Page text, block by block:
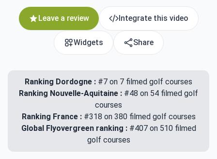
Leave a review Integrate this video
Widgets Share
Ranking Dordogne : #7 on 7 filmed golf courses
Ranking Nouvelle-Aquitaine : #48 on 54 filmed golf
courses
Ranking France : #318 on 380 filmed golf courses
Global Flyovergreen ranking : #407 on 510 filmed
golf courses